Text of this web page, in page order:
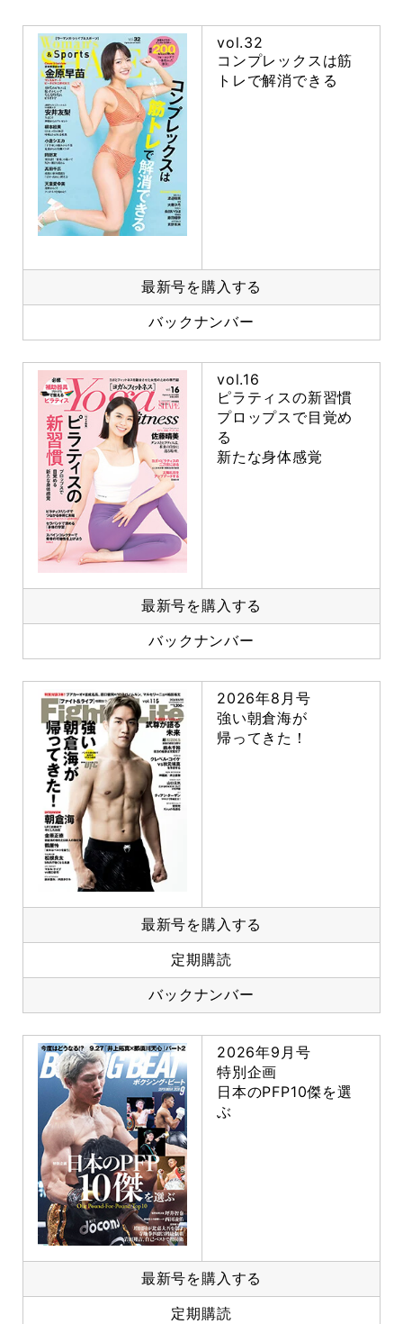
vol.32
コンプレックスは筋
トレで解消できる
最新号を購入する
バックナンバー
vol.16
ピラティスの新習慣
プロップスで目覚め
る
新たな身体感覚
最新号を購入する
バックナンバー
2026年8月号
強い朝倉海が
帰ってきた！
最新号を購入する
定期購読
バックナンバー
2026年9月号
特別企画
日本のPFP10傑を選
ぶ
最新号を購入する
定期購読